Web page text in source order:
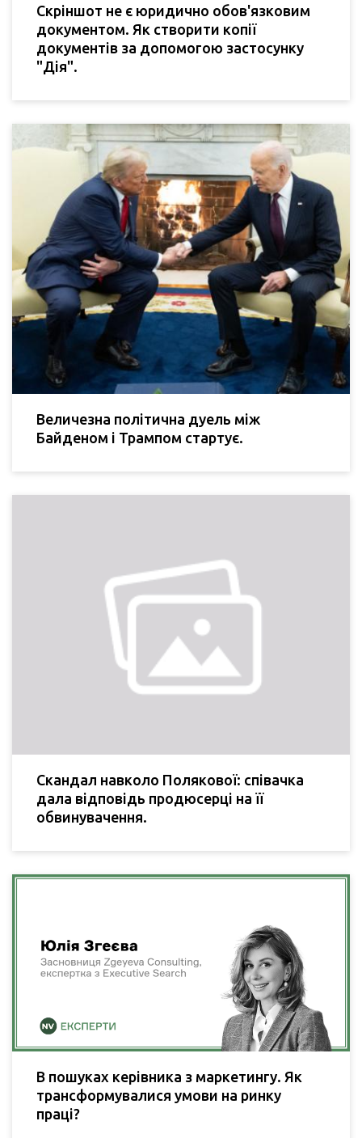
Скріншот не є юридично обов'язковим
документом. Як створити копії
документів за допомогою застосунку
"Дія".
Величезна політична дуель між
Байденом і Трампом стартує.
Скандал навколо Полякової: співачка
дала відповідь продюсерці на її
обвинувачення.
В пошуках керівника з маркетингу. Як
трансформувалися умови на ринку
праці?